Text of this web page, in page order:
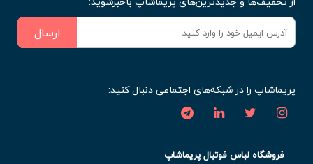
ارسال
پریماشاپ را در شبکه‌های اجتماعی دنبال کنید:
فروشگاه لباس فوتبال پریماشاپ